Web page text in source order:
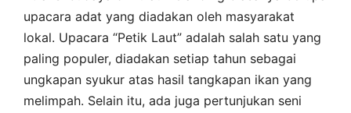
upacara adat yang diadakan oleh masyarakat
lokal. Upacara “Petik Laut” adalah salah satu yang
paling populer, diadakan setiap tahun sebagai
ungkapan syukur atas hasil tangkapan ikan yang
melimpah. Selain itu, ada juga pertunjukan seni